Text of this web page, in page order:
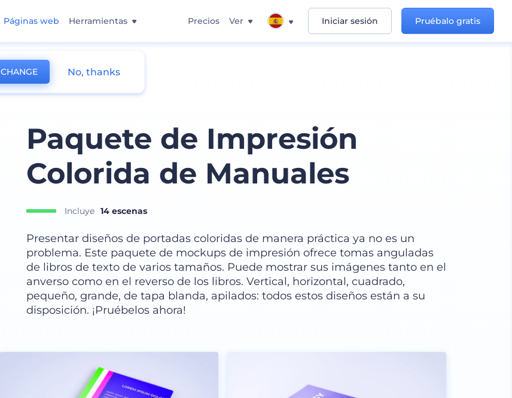
Páginas web Herramientas Precios Ver Iniciar sesión Pruébalo gratis
Paquete de Impresión
Colorida de Manuales
Incluye 14 escenas
Presentar diseños de portadas coloridas de manera práctica ya no es un
problema. Este paquete de mockups de impresión ofrece tomas anguladas
de libros de texto de varios tamaños. Puede mostrar sus imágenes tanto en el
anverso como en el reverso de los libros. Vertical, horizontal, cuadrado,
pequeño, grande, de tapa blanda, apilados: todos estos diseños están a su
disposición. ¡Pruébelos ahora!
CHANGE No, thanks